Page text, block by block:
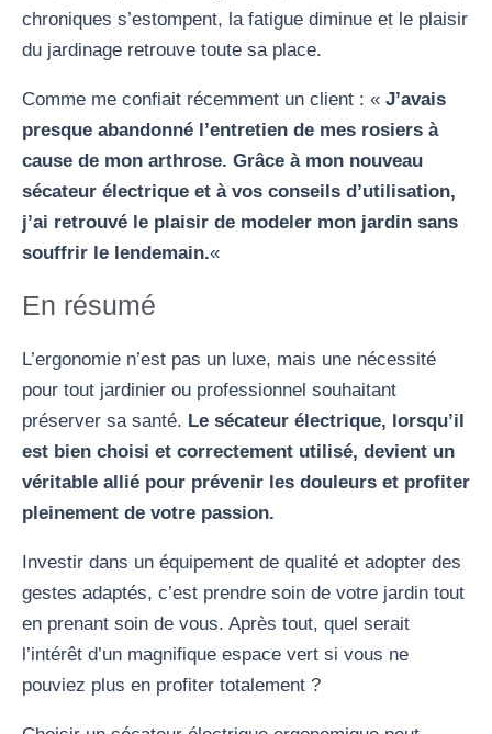
chroniques s’estompent, la fatigue diminue et le plaisir
du jardinage retrouve toute sa place.
Comme me confiait récemment un client : « J’avais
presque abandonné l’entretien de mes rosiers à
cause de mon arthrose. Grâce à mon nouveau
sécateur électrique et à vos conseils d’utilisation,
j’ai retrouvé le plaisir de modeler mon jardin sans
souffrir le lendemain.«
En résumé
L’ergonomie n’est pas un luxe, mais une nécessité
pour tout jardinier ou professionnel souhaitant
préserver sa santé. Le sécateur électrique, lorsqu’il
est bien choisi et correctement utilisé, devient un
véritable allié pour prévenir les douleurs et profiter
pleinement de votre passion.
Investir dans un équipement de qualité et adopter des
gestes adaptés, c’est prendre soin de votre jardin tout
en prenant soin de vous. Après tout, quel serait
l’intérêt d’un magnifique espace vert si vous ne
pouviez plus en profiter totalement ?